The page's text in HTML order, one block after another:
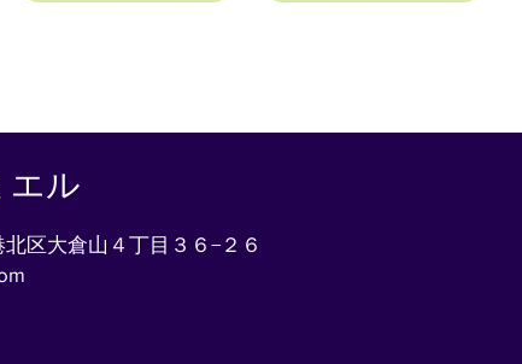
エル
北区大倉山４丁目３６−２６